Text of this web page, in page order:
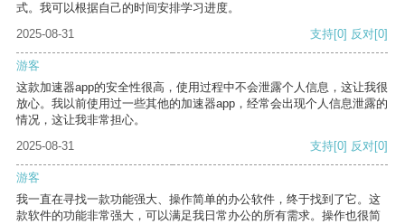
式。我可以根据自己的时间安排学习进度。
2025-08-31
支持[0] 反对[0]
游客
这款加速器app的安全性很高，使用过程中不会泄露个人信息，这让我很
放心。我以前使用过一些其他的加速器app，经常会出现个人信息泄露的
情况，这让我非常担心。
2025-08-31
支持[0] 反对[0]
游客
我一直在寻找一款功能强大、操作简单的办公软件，终于找到了它。这
款软件的功能非常强大，可以满足我日常办公的所有需求。操作也很简